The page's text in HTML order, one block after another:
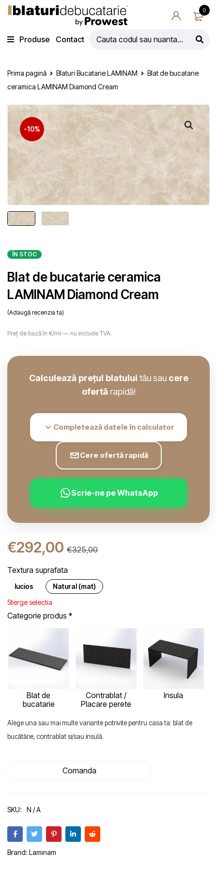
0
Produse Contact
Prima pagină Blaturi Bucatarie LAMINAM
Blat de bucatarie
ceramica LAMINAM Diamond Cream
-10%
ÎN STOC
Blat de bucatarie ceramica
LAMINAM Diamond Cream
Adaugă recenzia ta
Preț de bază în €/ml — nu include TVA.
Calculează prețul blatului tău sau cere
ofertă rapidă!
Completează datele în calculator
Cere ofertă rapidă
Scrie-ne pe WhatsApp
€325,00
€292,00
Textura suprafata
lucios
Natural (mat)
Sterge selectia
Categorie produs *
Blat de
bucatarie
Contrablat /
Placare perete
Insula
Alege una sau mai multe variante potrivite pentru casa ta: blat de
bucătărie, contrablat si/sau insulă.
Comanda
SKU: N / A
Brand: Laminam